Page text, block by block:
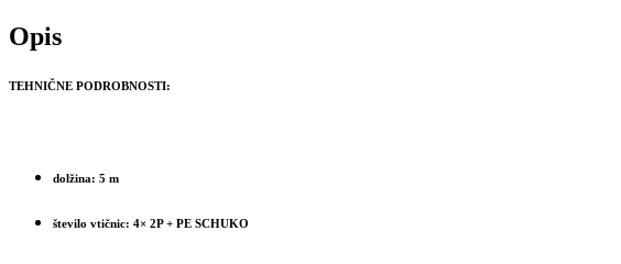
PVC
/
mm2
Opis
TEHNIČNE PODROBNOSTI:
dolžina: 5 m
število vtičnic: 4× 2P + PE SCHUKO